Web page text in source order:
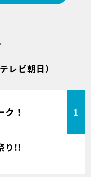
テレビ朝日）
ク！ 1
り!!